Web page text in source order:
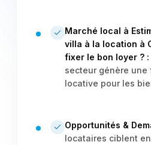
Marché local à
villa à la location à
fixer le bon loyer ? :
secteur génère une
locative pour les
Opportunités &
locataires ciblent